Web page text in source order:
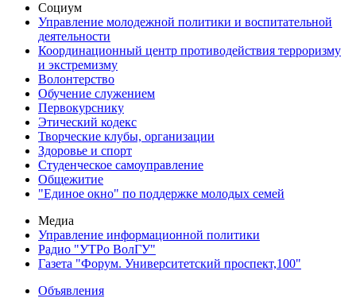
Социум
Управление молодежной политики и воспитательной
деятельности
Координационный центр противодействия терроризму
и экстремизму
Волонтерство
Обучение служением
Первокурснику
Этический кодекс
Творческие клубы, организации
Здоровье и спорт
Студенческое самоуправление
Общежитие
"Единое окно" по поддержке молодых семей
Медиа
Управление информационной политики
Радио "УТРо ВолГУ"
Газета "Форум. Университетский проспект,100"
Объявления